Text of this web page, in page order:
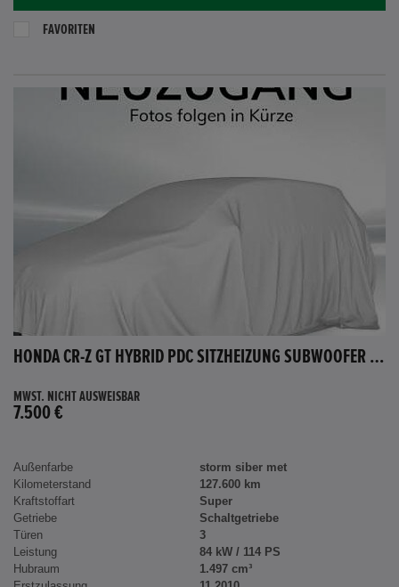
FAVORITEN
HONDA CR-Z GT HYBRID PDC SITZHEIZUNG SUBWOOFER BLUETOOTH
MWST. NICHT AUSWEISBAR
7.500 €
Außenfarbe
storm siber met
Kilometerstand
127.600 km
Kraftstoffart
Super
Getriebe
Schaltgetriebe
Türen
3
Leistung
84 kW / 114 PS
Hubraum
1.497 cm³